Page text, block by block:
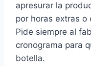
apresurar la
por horas extras o
Pide siempre al
cronograma para
botella.